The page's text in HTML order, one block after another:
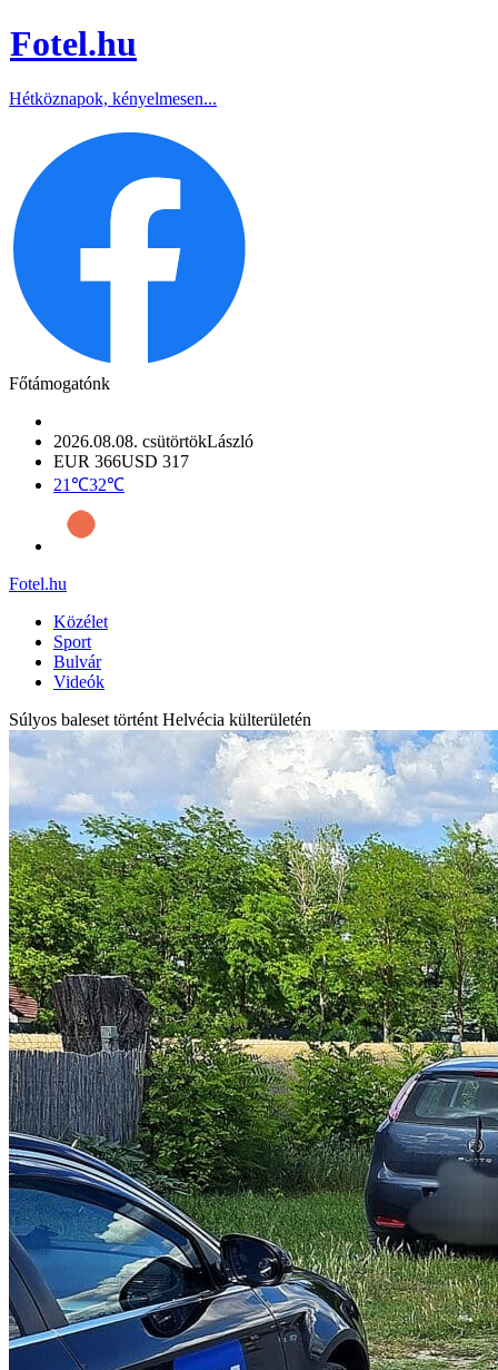
Fotel.hu
Hétköznapok, kényelmesen...
Főtámogatónk
2026.08.08. csütörtökLászló
EUR 366USD 317
21℃32℃
Fotel.hu
Közélet
Sport
Bulvár
Videók
Súlyos baleset történt Helvécia külterületén